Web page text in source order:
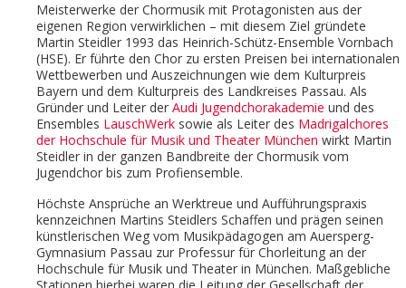
Meisterwerke der Chormusik mit Protagonisten aus der
eigenen Region verwirklichen – mit diesem Ziel gründete
Martin Steidler 1993 das Heinrich-Schütz-Ensemble Vornbach
(HSE). Er führte den Chor zu ersten Preisen bei internationalen
Wettbewerben und Auszeichnungen wie dem Kulturpreis
Bayern und dem Kulturpreis des Landkreises Passau. Als
Gründer und Leiter der Audi Jugendchorakademie und des
Ensembles LauschWerk sowie als Leiter des Madrigalchores
der Hochschule für Musik und Theater München wirkt Martin
Steidler in der ganzen Bandbreite der Chormusik vom
Jugendchor bis zum Profiensemble.
Höchste Ansprüche an Werktreue und Aufführungspraxis
kennzeichnen Martins Steidlers Schaffen und prägen seinen
künstlerischen Weg vom Musikpädagogen am Auersperg-
Gymnasium Passau zur Professur für Chorleitung an der
Hochschule für Musik und Theater in München. Maßgebliche